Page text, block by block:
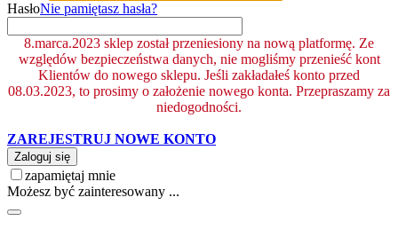
HasłoNie pamiętasz hasła?
8.marca.2023 sklep został przeniesiony na nową platformę. Ze
względów bezpieczeństwa danych, nie mogliśmy przenieść kont
Klientów do nowego sklepu. Jeśli zakładałeś konto przed
08.03.2023, to prosimy o założenie nowego konta. Przepraszamy za
niedogodności.
ZAREJESTRUJ NOWE KONTO
Zaloguj się
zapamiętaj mnie
Możesz być zainteresowany ...